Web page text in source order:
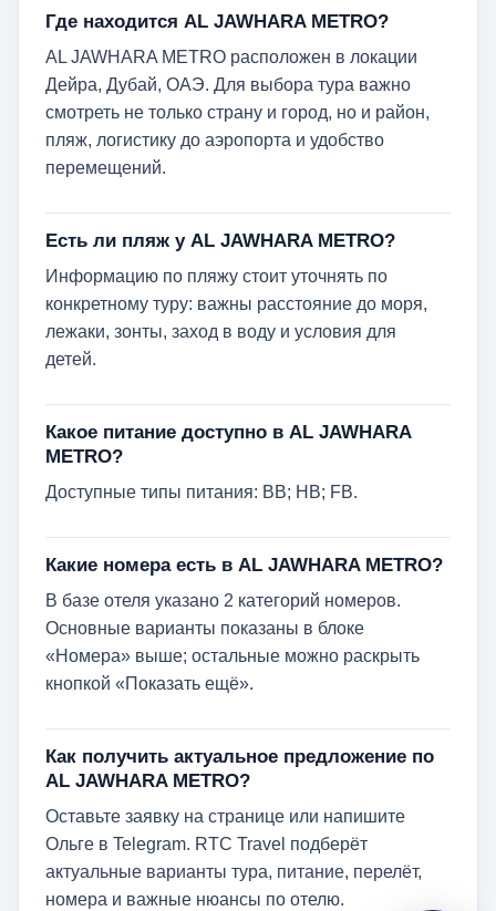
Где находится AL JAWHARA METRO?
AL JAWHARA METRO расположен в локации
Дейра, Дубай, ОАЭ. Для выбора тура важно
смотреть не только страну и город, но и район,
пляж, логистику до аэропорта и удобство
перемещений.
Есть ли пляж у AL JAWHARA METRO?
Информацию по пляжу стоит уточнять по
конкретному туру: важны расстояние до моря,
лежаки, зонты, заход в воду и условия для
детей.
Какое питание доступно в AL JAWHARA
METRO?
Доступные типы питания: BB; HB; FB.
Какие номера есть в AL JAWHARA METRO?
В базе отеля указано 2 категорий номеров.
Основные варианты показаны в блоке
«Номера» выше; остальные можно раскрыть
кнопкой «Показать ещё».
Как получить актуальное предложение по
AL JAWHARA METRO?
Оставьте заявку на странице или напишите
Ольге в Telegram. RTC Travel подберёт
актуальные варианты тура, питание, перелёт,
номера и важные нюансы по отелю.